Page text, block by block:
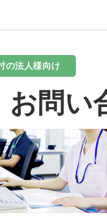
の法人様向け
お問い